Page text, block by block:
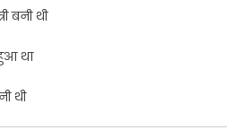
बनीथी
था
थी